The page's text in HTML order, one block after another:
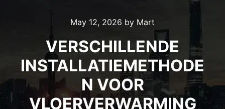
May 12, 2026 by Mart
VERSCHILLENDE
INSTALLATIEMETHODE
N VOOR
VLOERVERWARMING